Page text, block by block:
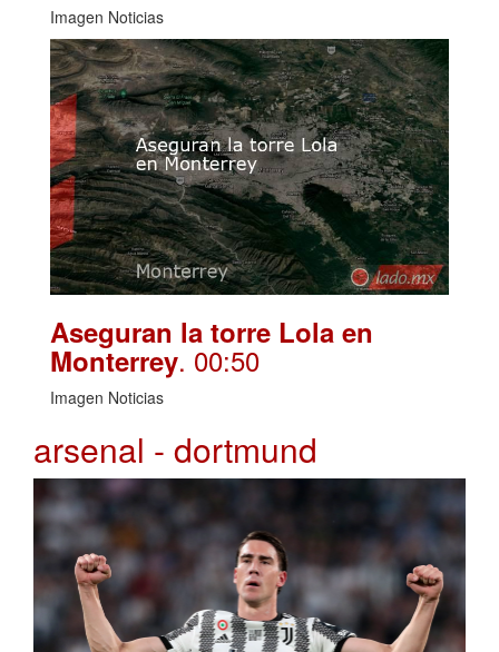
Imagen Noticias
Aseguran la torre Lola en
Monterrey. 00:50
Imagen Noticias
arsenal - dortmund